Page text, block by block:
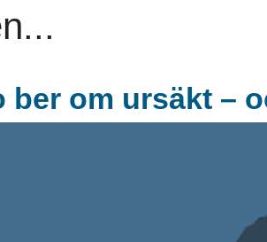
ber om ursäkt –